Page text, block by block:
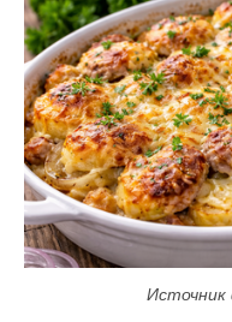
Источник